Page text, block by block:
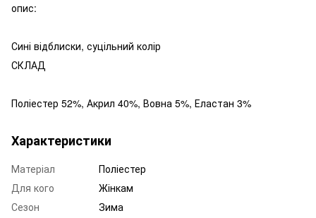
опис:
Сині відблиски, суцільний колір
СКЛАД
Поліестер 52%, Акрил 40%, Вовна 5%, Еластан 3%
Характеристики
Матеріал
Поліестер
Для кого
Жінкам
Сезон
Зима